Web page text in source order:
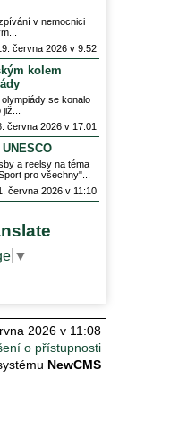
v nemocnici
června 2026 v 9:52
kolem
se konalo
již
června 2026 v 17:01
a reelsy na téma
pro všechny"
června 2026 v 11:10
▼
2026 v 11:08
o přístupnosti
NewCMS